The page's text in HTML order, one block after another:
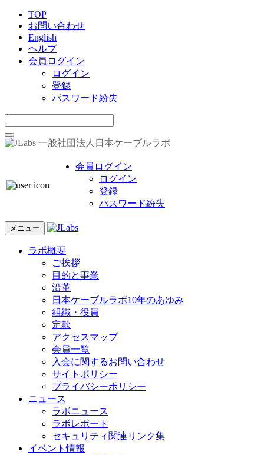
TOP
お問い合わせ
English
ヘルプ
会員ログイン
ログイン
登録
パスワード紛失
一般社団法人日本ケーブルラボ
会員ログイン
ログイン
登録
パスワード紛失
メニュー
ラボ概要
ご挨拶
目的と事業
沿革
日本ケーブルラボ10年のあゆみ
組織・役員
定款
アクセスマップ
会員一覧
入会に関するお問い合わせ
サイトポリシー
プライバシーポリシー
ニュース
ラボニュース
ラボレポート
セキュリティ関連リンク集
イベント情報